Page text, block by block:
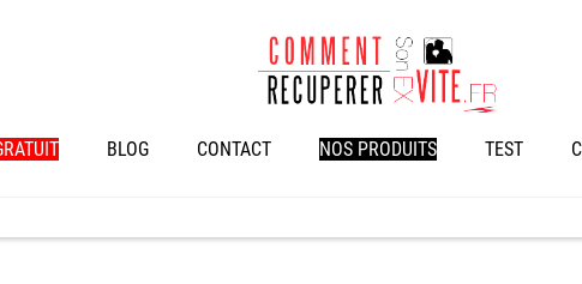
BLOG CONTACT NOS PRODUITS TEST